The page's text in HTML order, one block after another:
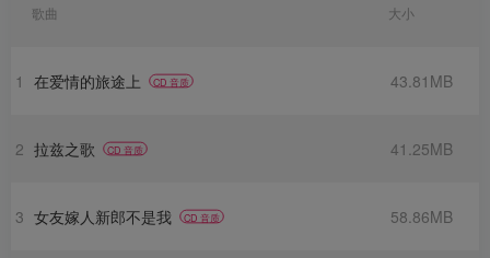
歌曲 大小
1 在爱情的旅途上 CD 音质 43.81MB
2 拉兹之歌 CD 音质 41.25MB
3 女友嫁人新郎不是我 CD 音质 58.86MB